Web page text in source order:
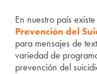
En nuestro país
Prevención del
para mensajes de
variedad de
prevención del